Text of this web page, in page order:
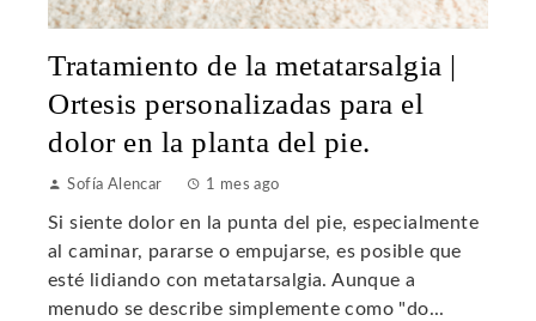
Tratamiento de la metatarsalgia |
Ortesis personalizadas para el
dolor en la planta del pie.
Sofía Alencar 1 mes ago
Si siente dolor en la punta del pie, especialmente
al caminar, pararse o empujarse, es posible que
esté lidiando con metatarsalgia. Aunque a
menudo se describe simplemente como "do...